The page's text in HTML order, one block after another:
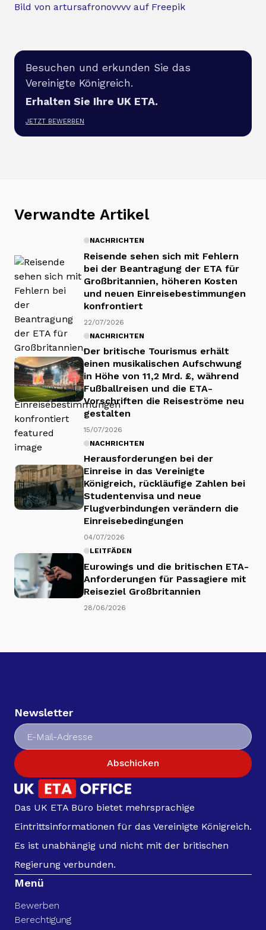
Bild von artursafronovvvv auf Freepik
Besuchen und erkunden Sie das
Vereinigte Königreich.
Erhalten Sie Ihre UK ETA.
JETZT BEWERBEN
Verwandte Artikel
NACHRICHTEN
Reisende sehen sich mit Fehlern
bei der Beantragung der ETA für
Großbritannien, höheren Kosten
und neuen Einreisebestimmungen
konfrontiert
22/07/2026
NACHRICHTEN
Der britische Tourismus erhält
einen musikalischen Aufschwung
in Höhe von 11,2 Mrd. £, während
Fußballreisen und die ETA-
Vorschriften die Reiseströme neu
gestalten
15/07/2026
NACHRICHTEN
Herausforderungen bei der
Einreise in das Vereinigte
Königreich, rückläufige Zahlen bei
Studentenvisa und neue
Flugverbindungen verändern die
Einreisebedingungen
04/07/2026
LEITFÄDEN
Eurowings und die britischen ETA-
Anforderungen für Passagiere mit
Reiseziel Großbritannien
28/06/2026
Newsletter
Abschicken
Das UK ETA Büro bietet mehrsprachige
Eintrittsinformationen für das Vereinigte Königreich.
Es ist unabhängig und nicht mit der britischen
Regierung verbunden.
Menü
Bewerben
Berechtigung